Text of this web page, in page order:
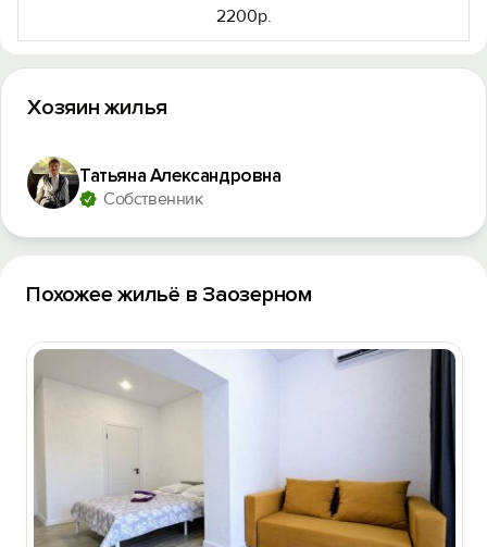
2200р.
Хозяин жилья
Татьяна Александровна
Собственник
Похожее жильё в Заозерном
Вход на сайт
Войти илиЗарегистрироваться
Войти